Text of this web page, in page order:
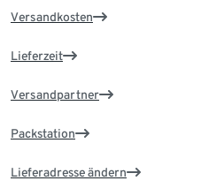
Versandkosten
Lieferzeit
Versandpartner
Packstation
Lieferadresse ändern